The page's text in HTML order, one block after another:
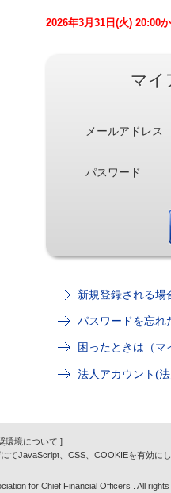
2026年3月31日(火) 20:00
マイ
メールアドレス
パスワード
新規登録される場
パスワードを忘れ
困ったときは（マ
法人アカウント(
環境について ]
てJavaScript、CSS、COOKIEを有効に
for Chief Financial Officers . All rights